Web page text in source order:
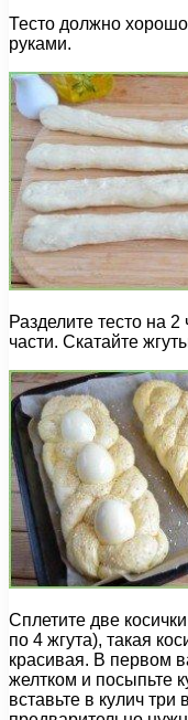
Тесто должно
руками.
Разделите тесто на
части. Скатайте
Сплетите две
по 4 жгута), такая
красивая. В первом
желтком и посыпьте
вставьте в кулич